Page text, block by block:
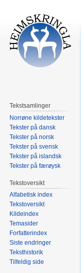
Tekstsamlinger
Norrøne kildetekster
Tekster på dansk
Tekster på norsk
Tekster på svensk
Tekster på islandsk
Tekster på færøysk
Tekstoversikt
Alfabetisk index
Tekstoversikt
Kildeindex
Temasider
Forfatterindex
Siste endringer
Teksthistorik
Tilfeldig side